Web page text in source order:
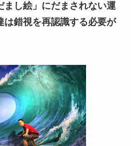
まし絵」にだまされない運
は錯視を再認識する必要が